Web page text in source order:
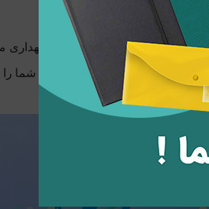
وزن کم آن، بهترین انتخاب برای
و مداد، مداد رنگی و خودکارهای شما